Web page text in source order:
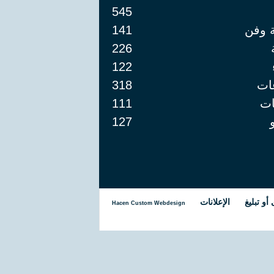
545
وفن
141
226
122
318
111
127
تبليغ الإعلانات Hacen Custom Webdesign